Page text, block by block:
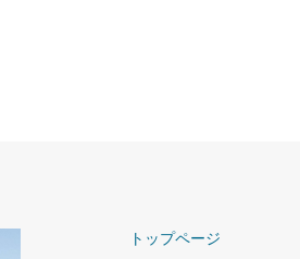
トップページ